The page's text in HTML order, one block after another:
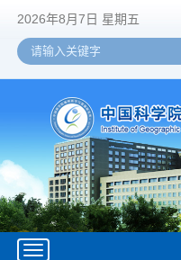
2026年8月7日 星期五
Toggle